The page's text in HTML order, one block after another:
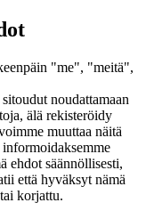
"me", "meitä",
noudattamaan
älä rekisteröidy
muuttaa näitä
informoidaksemme
ehdot säännöllisesti,
että hyväksyt nämä
korjattu.